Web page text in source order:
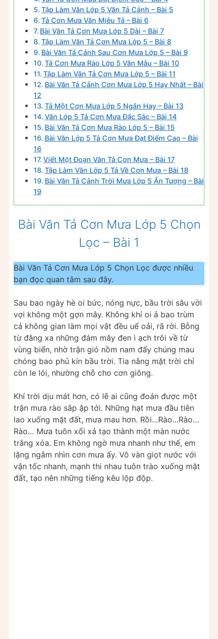
Tập Làm Văn Lớp 5 Văn Tả Cảnh – Bài 5
Tả Cơn Mưa Văn Miêu Tả – Bài 6
Bài Văn Tả Cơn Mưa Lớp 5 Dài – Bài 7
Tập Làm Văn Tả Cơn Mưa Lớp 5 – Bài 8
Bài Văn Tả Cảnh Sau Cơn Mưa Lớp 5 – Bài 9
Tả Cơn Mưa Rào Lớp 5 Văn Mẫu – Bài 10
Tập Làm Văn Tả Cơn Mưa Lớp 5 – Bài 11
Bài Văn Tả Cảnh Cơn Mưa Lớp 5 Hay Nhất – Bài
12
Tả Một Cơn Mưa Lớp 5 Ngắn Hay – Bài 13
Văn Lớp 5 Tả Cơn Mưa Đặc Sắc – Bài 14
Bài Văn Tả Cơn Mưa Rào Lớp 5 – Bài 15
Bài Văn Lớp 5 Tả Cơn Mưa Đạt Điểm Cao – Bài
16
Viết Một Đoạn Văn Tả Cơn Mưa – Bài 17
Tập Làm Văn Lớp 5 Tả Về Cơn Mưa – Bài 18
Bài Văn Tả Cảnh Trời Mưa Lớp 5 Ấn Tượng – Bài
19
Bài Văn Tả Cơn Mưa Lớp 5 Chọn
Lọc – Bài 1
Bài Văn Tả Cơn Mưa Lớp 5 Chọn Lọc được nhiều
bạn đọc quan tâm sau đây.
Sau bao ngày hè oi bức, nóng nực, bầu trời sâu vời
vợi không một gợn mây. Không khí oi ả bao trùm
cả không gian làm mọi vật đều uể oải, rã rời. Bỗng
từ đằng xa những đám mây đen ì ạch trôi về từ
vùng biển, nhờ trận gió nồm nam đẩy chúng mau
chóng bao phủ kín bầu trời. Tia nắng mặt trời chỉ
còn le lói, nhường chỗ cho cơn giông.
Khí trời dịu mát hơn, có lẽ ai cũng đoán được một
trận mưa rào sắp ập tới. Những hạt mưa đầu tiên
lao xuống mặt đất, mưa mau hơn. Rồi…Rào…Rào…
Rào… Mưa tuôn xối xả tạo thành một màn nước
trắng xóa. Em không ngờ mưa nhanh như thế, em
lặng ngắm nhìn cơn mưa ấy. Vô vàn giọt nước với
vận tốc nhanh, mạnh thi nhau tuôn trào xuống mặt
đất, tạo nên những tiếng kêu lộp độp.